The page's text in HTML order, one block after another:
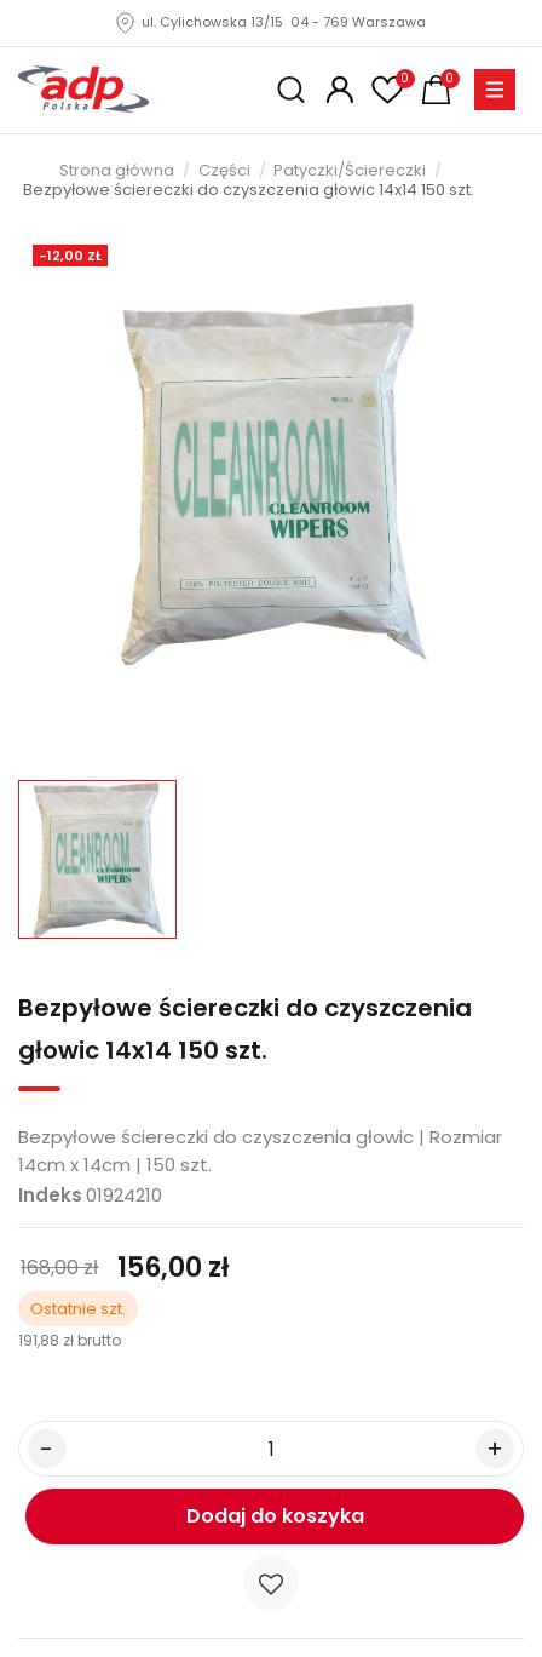
ul. Cylichowska 13/15 04 - 769 Warszawa
0 0
Strona główna Części
Patyczki/Ściereczki
Bezpyłowe ściereczki do czyszczenia głowic 14x14 150 szt.
-12,00 ZŁ
Bezpyłowe ściereczki do czyszczenia
głowic 14x14 150 szt.
Bezpyłowe ściereczki do czyszczenia głowic | Rozmiar
14cm x 14cm | 150 szt.
Indeks01924210
168,00 zł 156,00 zł
Ostatnie szt.
191,88 zł brutto
Dodaj do koszyka